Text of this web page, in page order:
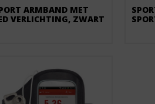
ARMBAND MET
VERLICHTING, ZWART